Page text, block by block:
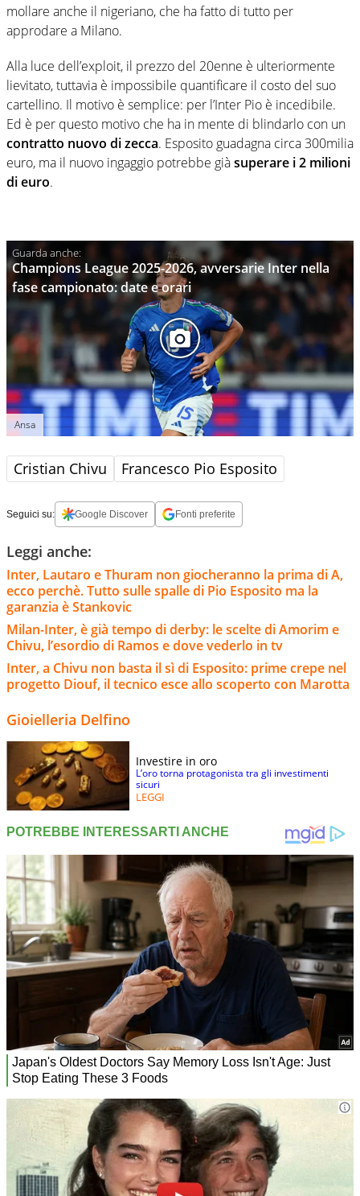
mollare anche il nigeriano, che ha fatto di tutto per
approdare a Milano.
Alla luce dell’exploit, il prezzo del 20enne è ulteriormente
lievitato, tuttavia è impossibile quantificare il costo del suo
cartellino. Il motivo è semplice: per l’Inter Pio è incedibile.
Ed è per questo motivo che ha in mente di blindarlo con un
contratto nuovo di zecca. Esposito guadagna circa 300milia
euro, ma il nuovo ingaggio potrebbe giàsuperare i 2 milioni
di euro.
Champions League 2025-2026, avversarie Inter nella
fase campionato: date e orari
Ansa
Cristian Chivu Francesco Pio Esposito
Seguici su: Google Discover Fonti preferite
Leggi anche:
Inter, Lautaro e Thuram non giocheranno la prima di A,
ecco perchè. Tutto sulle spalle di Pio Esposito ma la
garanzia è Stankovic
Milan-Inter, è già tempo di derby: le scelte di Amorim e
Chivu, l’esordio di Ramos e dove vederlo in tv
Inter, a Chivu non basta il sì di Esposito: prime crepe nel
progetto Diouf, il tecnico esce allo scoperto con Marotta
Gioielleria Delfino
Investire in oro
L’oro torna protagonista tra gli investimenti
sicuri
LEGGI